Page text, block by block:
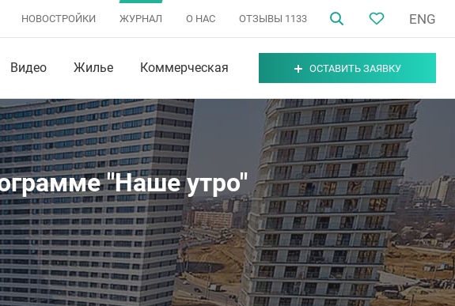
НОВОСТРОЙКИ ЖУРНАЛ О НАС ОТЗЫВЫ 1133 ENG
Видео Жилье Коммерческая ОСТАВИТЬ ЗАЯВКУ
"Наше утро"